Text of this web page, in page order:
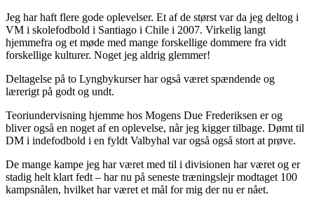
Jeg har haft flere gode oplevelser. Et af de størst var da jeg deltog i
VM i skolefodbold i Santiago i Chile i 2007. Virkelig langt
hjemmefra og et møde med mange forskellige dommere fra vidt
forskellige kulturer. Noget jeg aldrig glemmer!
Deltagelse på to Lyngbykurser har også været spændende og
lærerigt på godt og undt.
Teoriundervisning hjemme hos Mogens Due Frederiksen er og
bliver også en noget af en oplevelse, når jeg kigger tilbage. Dømt til
DM i indefodbold i en fyldt Valbyhal var også også stort at prøve.
De mange kampe jeg har været med til i divisionen har været og er
stadig helt klart fedt – har nu på seneste træningslejr modtaget 100
kampsnålen, hvilket har været et mål for mig der nu er nået.